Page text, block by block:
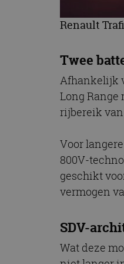
Renault
Twee
Afhankelijk
Long Range
rijbereik van
Voor
800V-
geschikt
vermogen
SDV-
Wat deze